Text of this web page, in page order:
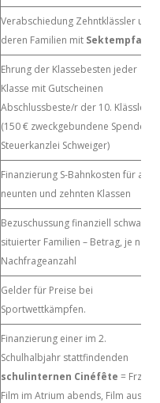
Verabschiedung Zehntklässler und
deren Familien mit Sektempfang
Ehrung der Klassebesten jeder
Klasse mit Gutscheinen
Abschlussbeste/r der 10. Klässler
(150 € zweckgebundene Spende via
Steuerkanzlei Schweiger)
Finanzierung S-Bahnkosten für alle
neunten und zehnten Klassen
Bezuschussung finanziell schwach
situierter Familien – Betrag, je nach
Nachfrageanzahl
Gelder für Preise bei
Sportwettkämpfen.
Finanzierung einer im 2.
Schulhalbjahr stattfindenden
schulinternen Cinéfête = Frz.
Film im Atrium abends, Film aus